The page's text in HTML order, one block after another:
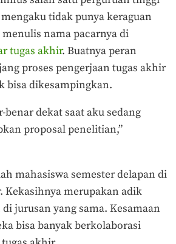
tidak punya keraguan
nama pacarnya di
tugas akhir. Buatnya peran
proses pengerjaan tugas akhir
bisa dikesampingkan.
benar dekat saat aku sedang
proposal penelitian,”
mahasiswa semester delapan di
Kekasihnya merupakan adik
jurusan yang sama. Kesamaan
bisa banyak berkolaborasi